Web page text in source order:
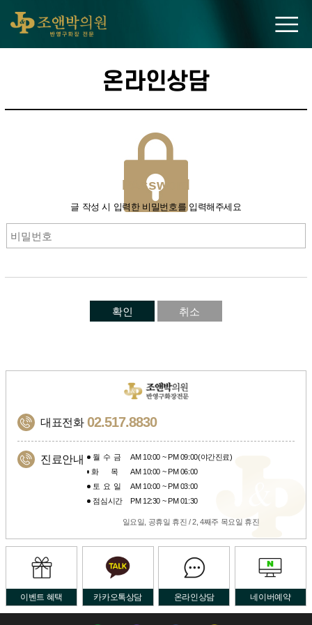
온라인상담
PAssword
글 작성 시 입력한 비밀번호를 입력해주세요
확인 취소
대표전화 02.517.8830
진료안내 월수금
AM 10:00 ~ PM 09:00(야간진료)
화목 AM 10:00 ~ PM 06:00
토요일
AM 10:00 ~ PM 03:00
점심시간
PM 12:30 ~ PM 01:30
일요일, 공휴일 휴진 / 2, 4째주 목요일 휴진
이벤트 혜택 카카오톡상담 온라인상담 네이버예약